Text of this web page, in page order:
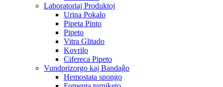
Laboratoriaj Produktoj
Urina Pokalo
Pipeta Pinto
Pipeto
Vitra Glitado
Kovrilo
Cifereca Pipeto
Vundprizorgo kaj Bandaĝo
Hemostata spongo